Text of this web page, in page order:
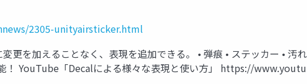
2305-unityairsticker.html
更を加えることなく、表現を追加できる。 • 弾痕 • ステッカー •
！ YouTube「Decalによる様々な表現と使い方」 https://